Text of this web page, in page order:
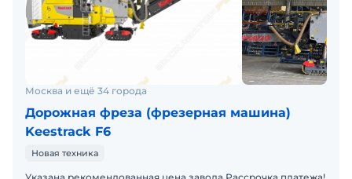
Москва и ещё 34 города
Дорожная фреза (фрезерная машина)
Keestrack F6
Новая техника